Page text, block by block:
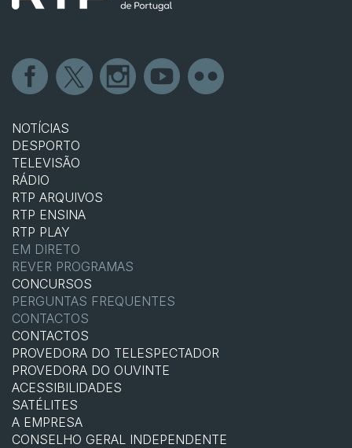
NOTÍCIAS
DESPORTO
TELEVISÃO
RÁDIO
RTP ARQUIVOS
RTP ENSINA
RTP PLAY
EM DIRETO
REVER PROGRAMAS
CONCURSOS
PERGUNTAS FREQUENTES
CONTACTOS
CONTACTOS
PROVEDORA DO TELESPECTADOR
PROVEDORA DO OUVINTE
ACESSIBILIDADES
SATÉLITES
A EMPRESA
CONSELHO GERAL INDEPENDENTE